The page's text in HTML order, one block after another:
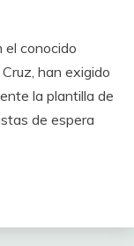
el conocido
han exigido
la plantilla de
de espera